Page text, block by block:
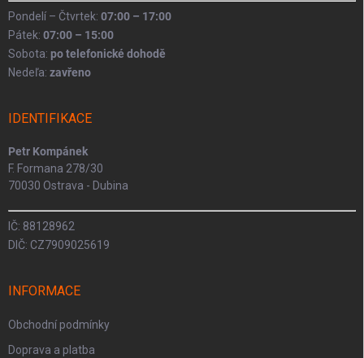
Pondelí – Čtvrtek: 07:00 – 17:00
Pátek: 07:00 – 15:00
Sobota: po telefonické dohodě
Nedeľa: zavřeno
IDENTIFIKACE
Petr Kompánek
F. Formana 278/30
70030 Ostrava - Dubina
IČ: 88128962
DIČ: CZ7909025619
INFORMACE
Obchodní podmínky
Doprava a platba